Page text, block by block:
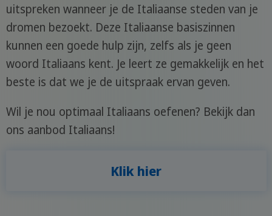
uitspreken wanneer je de Italiaanse steden van je
dromen bezoekt. Deze Italiaanse basiszinnen
kunnen een goede hulp zijn, zelfs als je geen
woord Italiaans kent. Je leert ze gemakkelijk en het
beste is dat we je de uitspraak ervan geven.
Wil je nou optimaal Italiaans oefenen? Bekijk dan
ons aanbod Italiaans!
Klik hier